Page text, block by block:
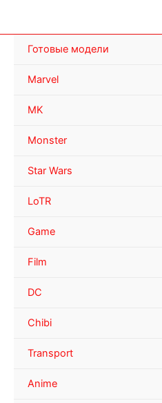
Готовые модели
Marvel
MK
Monster
Star Wars
LoTR
Game
Film
DC
Chibi
Transport
Anime